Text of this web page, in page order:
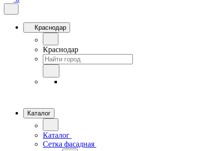
Краснодар
Краснодар
Каталог
Каталог
Сетка фасадная